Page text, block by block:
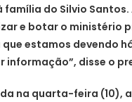
família do Silvio Santos.
e botar o ministério
que estamos devendo
informação”, disse o
na quarta-feira (10),